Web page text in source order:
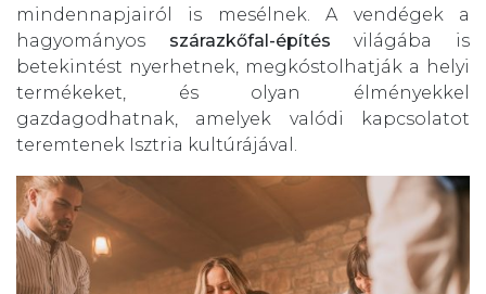
mindennapjairól is mesélnek. A vendégek a
hagyományos szárazkőfal-építés világába is
betekintést nyerhetnek, megkóstolhatják a helyi
termékeket, és olyan élményekkel
gazdagodhatnak, amelyek valódi kapcsolatot
teremtenek Isztria kultúrájával.